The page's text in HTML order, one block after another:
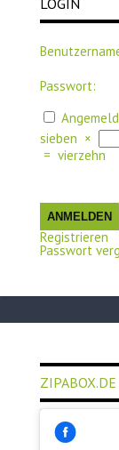
Passwort:
sieben ×
= vierzehn
ANMELDEN
Registrieren
Passwort
ZIPABOX.DE